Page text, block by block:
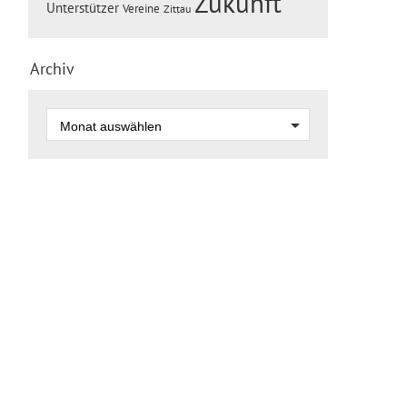
Unterstützer Vereine Zittau
Archiv